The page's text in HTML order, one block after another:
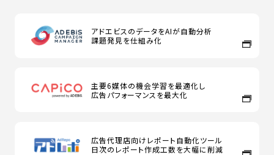
アドエビスのデータをAIが自動分析
課題発見を仕組み化
主要6媒体の機会学習を最適化し
広告パフォーマンスを最大化
広告代理店向けレポート自動化ツール
日次のレポート作成工数を大幅に削減